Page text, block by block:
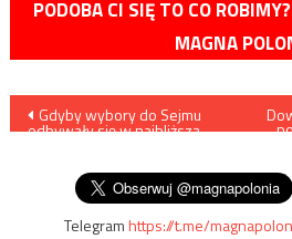
PODOBA CI SIĘ TO CO
MAGNA
Nawigacja
wpisu
Gdyby wybory do Sejmu
odbywały się w najbliższą
Telegramhttps://t.me/